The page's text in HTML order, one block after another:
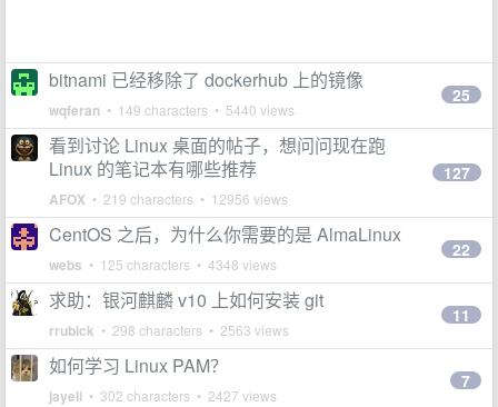
bitnami 已经移除了 dockerhub 上的镜像
wqferan • 149 characters • 5440 views
25
看到讨论 Linux 桌面的帖子，想问问现在跑
Linux 的笔记本有哪些推荐
AFOX • 219 characters • 12956 views
127
CentOS 之后，为什么你需要的是 AlmaLinux
webs • 125 characters • 4348 views
22
求助：银河麒麟 v10 上如何安装 git
rrubick • 298 characters • 2563 views
11
如何学习 Linux PAM？
jayeli • 302 characters • 2427 views
7